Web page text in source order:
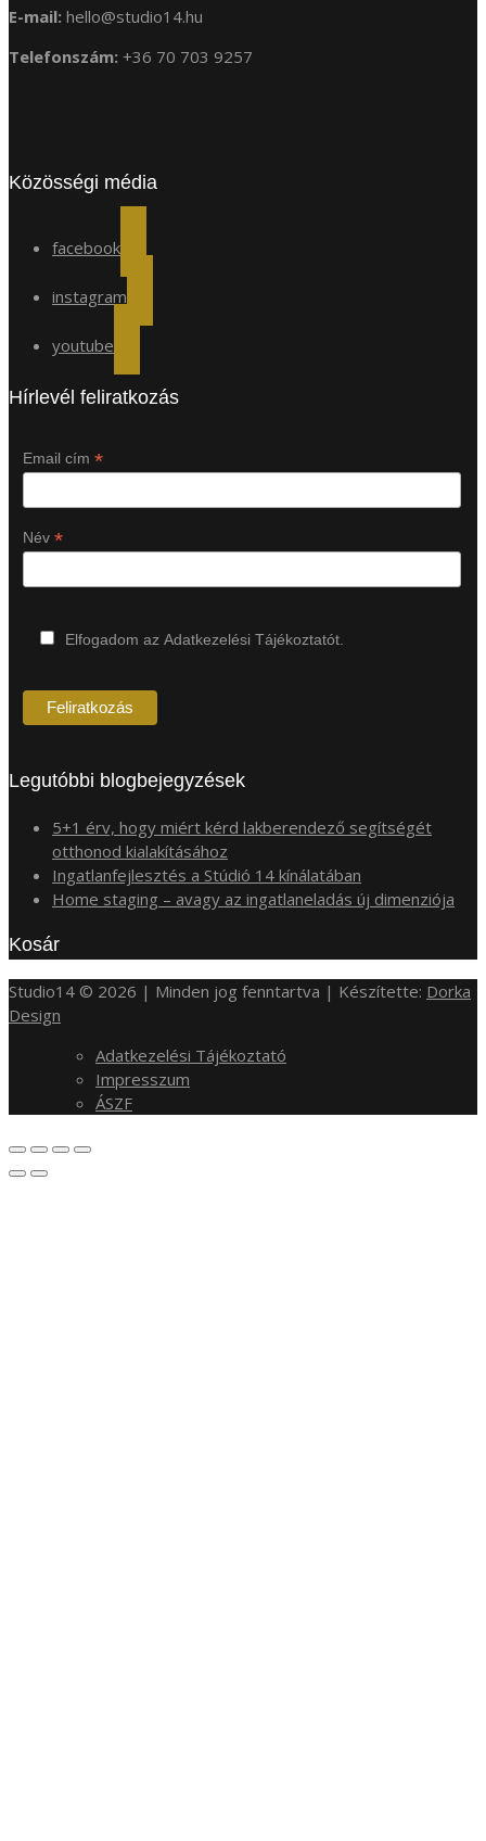
E-mail: hello@studio14.hu
Telefonszám: +36 70 703 9257
Közösségi média
facebook
instagram
youtube
Hírlevél feliratkozás
Email cím *
Név *
Elfogadom az Adatkezelési Tájékoztatót.
Legutóbbi blogbejegyzések
5+1 érv, hogy miért kérd lakberendező segítségét
otthonod kialakításához
Ingatlanfejlesztés a Stúdió 14 kínálatában
Home staging – avagy az ingatlaneladás új dimenziója
Kosár
Studio14 © 2026 | Minden jog fenntartva | Készítette: Dorka
Design
Adatkezelési Tájékoztató
Impresszum
ÁSZF